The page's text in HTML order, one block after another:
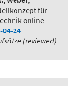
für
online
04-24
(reviewed)